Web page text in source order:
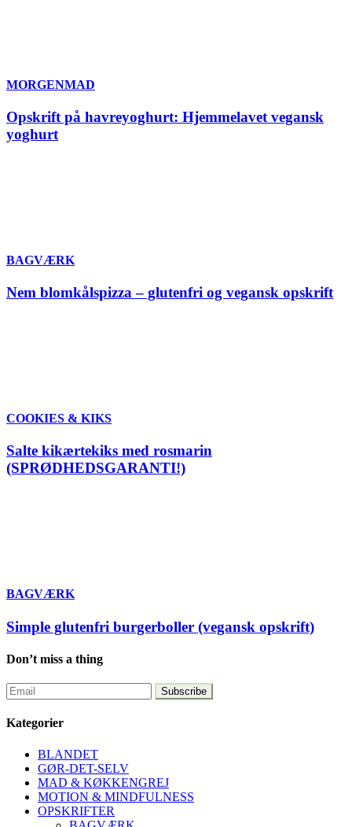
MORGENMAD
Opskrift på havreyoghurt: Hjemmelavet vegansk
yoghurt
BAGVÆRK
Nem blomkålspizza – glutenfri og vegansk opskrift
COOKIES & KIKS
Salte kikærtekiks med rosmarin
(SPRØDHEDSGARANTI!)
BAGVÆRK
Simple glutenfri burgerboller (vegansk opskrift)
Don’t miss a thing
Kategorier
BLANDET
GØR-DET-SELV
MAD & KØKKENGREJ
MOTION & MINDFULNESS
OPSKRIFTER